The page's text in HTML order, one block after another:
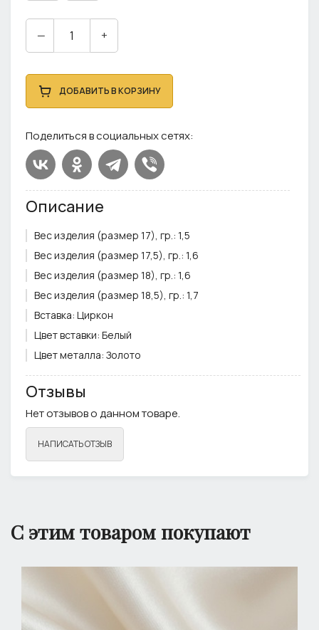
— +
ДОБАВИТЬ В КОРЗИНУ
Поделиться в социальных сетях:
Описание
Вес изделия (размер 17), гр.: 1,5
Вес изделия (размер 17,5), гр.: 1,6
Вес изделия (размер 18), гр.: 1,6
Вес изделия (размер 18,5), гр.: 1,7
Вставка: Циркон
Цвет вставки: Белый
Цвет металла: Золото
Ширина кольца, см.: 0,7
Отзывы
Нет отзывов о данном товаре.
НАПИСАТЬ ОТЗЫВ
С этим товаром покупают